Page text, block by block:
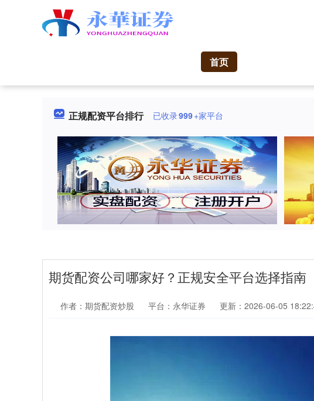
首页
正规配资平台排行 已收录999+家平台
期货配资公司哪家好？正规安全平台选择指南
作者：期货配资炒股 平台：永华证券 更新：2026-06-05